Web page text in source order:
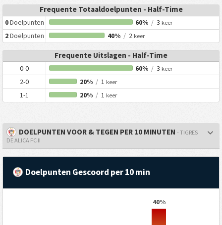
Frequente Totaaldoelpunten - Half-Time
0Doelpunten 60% / 3 keer
2Doelpunten 40% /2 keer
Frequente Uitslagen - Half-Time
0-0 60% / 3 keer
2-0 20% /1 keer
1-1 20% /1 keer
DOELPUNTEN VOOR & TEGEN PER 10 MINUTEN - TIGRES
DE ALICA FC II
Doelpunten Gescoord per 10 min
40%